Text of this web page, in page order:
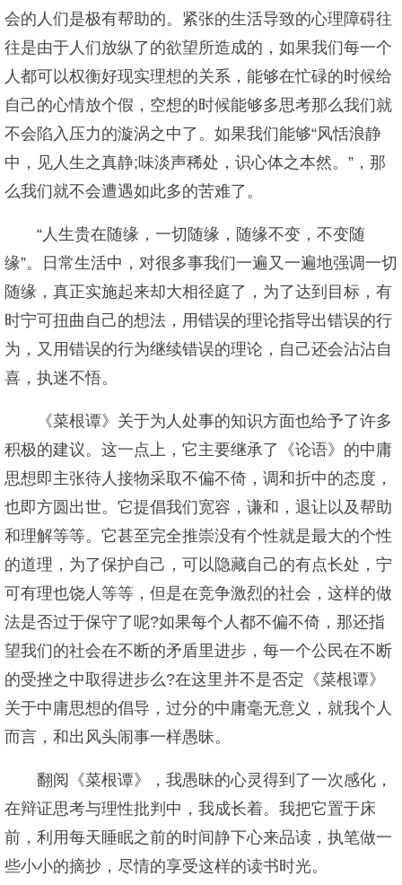
会的人们是极有帮助的。紧张的生活导致的心理障碍往
往是由于人们放纵了的欲望所造成的，如果我们每一个
人都可以权衡好现实理想的关系，能够在忙碌的时候给
自己的心情放个假，空想的时候能够多思考那么我们就
不会陷入压力的漩涡之中了。如果我们能够“风恬浪静
中，见人生之真静;味淡声稀处，识心体之本然。”，那
么我们就不会遭遇如此多的苦难了。
“人生贵在随缘，一切随缘，随缘不变，不变随
缘”。日常生活中，对很多事我们一遍又一遍地强调一切
随缘，真正实施起来却大相径庭了，为了达到目标，有
时宁可扭曲自己的想法，用错误的理论指导出错误的行
为，又用错误的行为继续错误的理论，自己还会沾沾自
喜，执迷不悟。
《菜根谭》关于为人处事的知识方面也给予了许多
积极的建议。这一点上，它主要继承了《论语》的中庸
思想即主张待人接物采取不偏不倚，调和折中的态度，
也即方圆出世。它提倡我们宽容，谦和，退让以及帮助
和理解等等。它甚至完全推崇没有个性就是最大的个性
的道理，为了保护自己，可以隐藏自己的有点长处，宁
可有理也饶人等等，但是在竞争激烈的社会，这样的做
法是否过于保守了呢?如果每个人都不偏不倚，那还指
望我们的社会在不断的矛盾里进步，每一个公民在不断
的受挫之中取得进步么?在这里并不是否定《菜根谭》
关于中庸思想的倡导，过分的中庸毫无意义，就我个人
而言，和出风头闹事一样愚昧。
翻阅《菜根谭》，我愚昧的心灵得到了一次感化，
在辩证思考与理性批判中，我成长着。我把它置于床
前，利用每天睡眠之前的时间静下心来品读，执笔做一
些小小的摘抄，尽情的享受这样的读书时光。